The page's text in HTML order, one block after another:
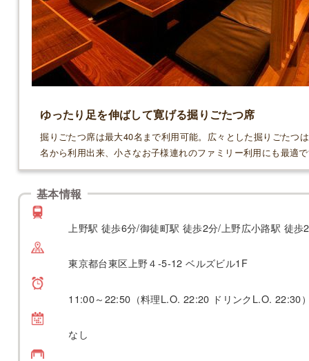
ゆったり足を伸ばして寛げる掘りごたつ席
掘りごたつ席は最大40名まで利用可能。広々とした掘りごたつ
名から利用出来、小さなお子様連れのファミリー利用にも最適
基本情報
上野駅 徒歩6分/御徒町駅 徒歩2分/上野広小路駅 徒歩
東京都台東区上野４-5-12 ベルズビル1F
11:00～22:50（料理L.O. 22:20 ドリンクL.O. 22:30
なし